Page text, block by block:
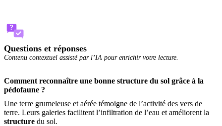
?
Questions et réponses
Contenu contextuel assisté par l’IA pour enrichir votre lecture.
Comment reconnaître une bonne structure du sol grâce à la
pédofaune ?
Une terre grumeleuse et aérée témoigne de l’activité des vers de
terre. Leurs galeries facilitent l’infiltration de l’eau et améliorent la
structure du sol.